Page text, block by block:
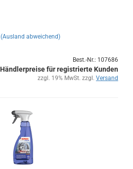
(Ausland abweichend)
Best.-Nr.: 107686
Händlerpreise für registrierte Kunden
zzgl. 19% MwSt. zzgl. Versand